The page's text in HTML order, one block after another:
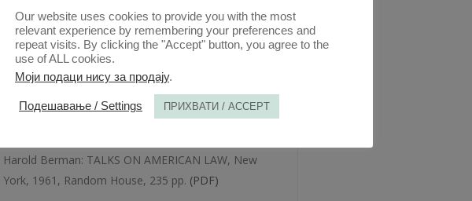
2020.
1963 | Вол 11 | 3-4
Harold Berman: TALKS ON AMERICAN LAW, New
York, 1961, Random House, 235 pp. (PDF)
Our website uses cookies to provide you with the most
relevant experience by remembering your preferences and
repeat visits. By clicking the "Accept" button, you agree to the
use of ALL cookies.
Моји подаци нису за продају.
Подешавање / Settings ПРИХВАТИ / ACCEPT